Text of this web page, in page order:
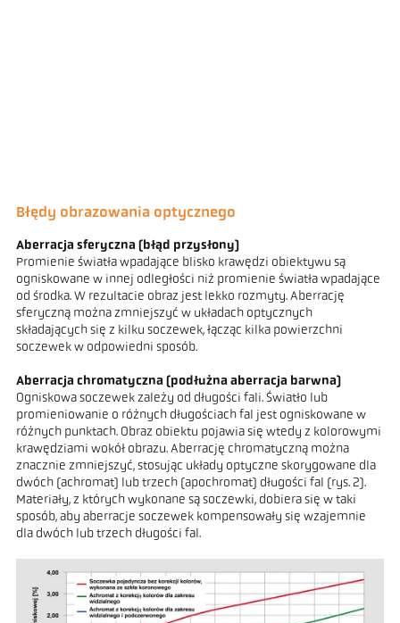
Błędy obrazowania optycznego
Aberracja sferyczna (błąd przysłony)
Promienie światła wpadające blisko krawędzi obiektywu są
ogniskowane w innej odległości niż promienie światła wpadające
od środka. W rezultacie obraz jest lekko rozmyty. Aberrację
sferyczną można zmniejszyć w układach optycznych
składających się z kilku soczewek, łącząc kilka powierzchni
soczewek w odpowiedni sposób.
Aberracja chromatyczna (podłużna aberracja barwna)
Ogniskowa soczewek zależy od długości fali. Światło lub
promieniowanie o różnych długościach fal jest ogniskowane w
różnych punktach. Obraz obiektu pojawia się wtedy z kolorowymi
krawędziami wokół obrazu. Aberrację chromatyczną można
znacznie zmniejszyć, stosując układy optyczne skorygowane dla
dwóch (achromat) lub trzech (apochromat) długości fal (rys. 2).
Materiały, z których wykonane są soczewki, dobiera się w taki
sposób, aby aberracje soczewek kompensowały się wzajemnie
dla dwóch lub trzech długości fal.